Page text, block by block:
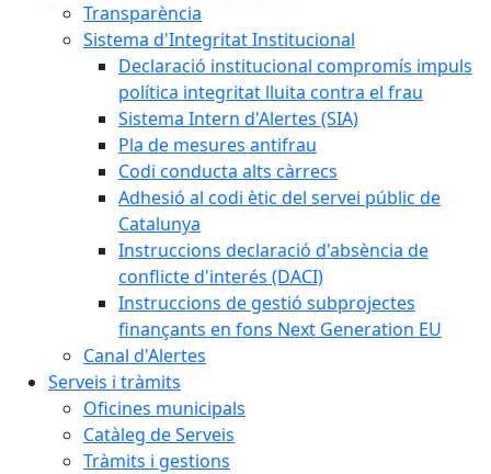
Transparència
Sistema d'Integritat Institucional
Declaració institucional compromís impuls
política integritat lluita contra el frau
Sistema Intern d'Alertes (SIA)
Pla de mesures antifrau
Codi conducta alts càrrecs
Adhesió al codi ètic del servei públic de
Catalunya
Instruccions declaració d'absència de
conflicte d'interés (DACI)
Instruccions de gestió subprojectes
finançants en fons Next Generation EU
Canal d'Alertes
Serveis i tràmits
Oficines municipals
Catàleg de Serveis
Tràmits i gestions